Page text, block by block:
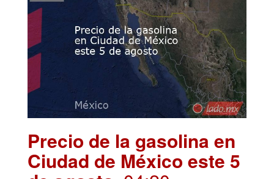
Precio de la gasolina en
Ciudad de México este 5